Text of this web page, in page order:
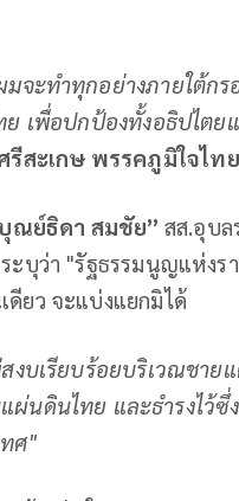
จะทำทุกอย่างภายใต้ก
ย เพื่อปกป้องทั้งอธิปไ
รีสะเกษ พรรคภูมิใจไทย
ณย์ธิดา สมชัย” สส.อุบ
ะบุว่า "รัฐธรรมนูญแห่ง
ยว จะแบ่งแยกมิได้
งบเรียบร้อยบริเวณชา
นดินไทย และธำรงไว้ซึ่
ศ"